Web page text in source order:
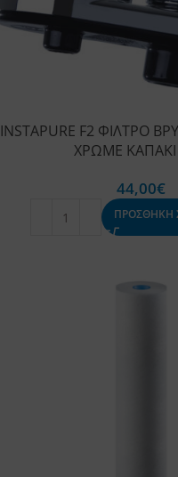
INSTAPURE F2 ΦΙΛΤΡΟ
ΧΡΩΜΕ ΚΑΠΑΚΙ
44,00€
ΠΡΟΣΘΗΚΗ